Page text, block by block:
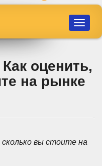
Toggle
оценить,
на рынке
вы стоите на